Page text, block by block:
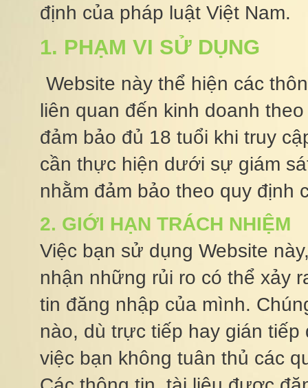
định của pháp luật Việt Nam.
1. PHẠM VI SỬ DỤNG
Website này thể hiện các
liên quan đến kinh doanh
đảm bảo đủ 18 tuổi khi truy
cần thực hiện dưới sự giám
nhằm đảm bảo theo quy định
2. GIỚI HẠN TRÁCH NHIỆM
Việc bạn sử dụng Website
nhận những rủi ro có thể xảy
tin đăng nhập của mình.
nào, dù trực tiếp hay gián
việc bạn không tuân thủ các